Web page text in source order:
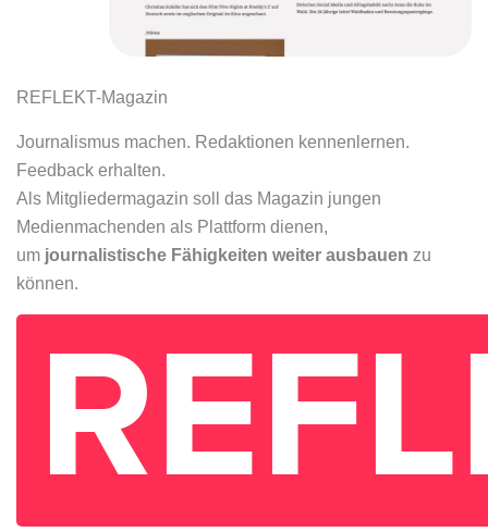
REFLEKT-Magazin
Journalismus machen. Redaktionen kennenlernen.
Feedback erhalten.
Als Mitgliedermagazin soll das Magazin jungen
Medienmachenden als Plattform dienen,
um journalistische Fähigkeiten weiter ausbauen zu
können.